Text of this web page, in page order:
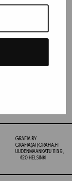
GRAFIA RY
GRAFIA(AT)GRAFIA.FI
UUDENMAANKATU 11 B 9,
00120 HELSINKI